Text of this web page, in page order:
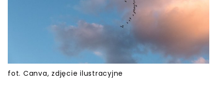
fot. Canva, zdjęcie ilustracyjne